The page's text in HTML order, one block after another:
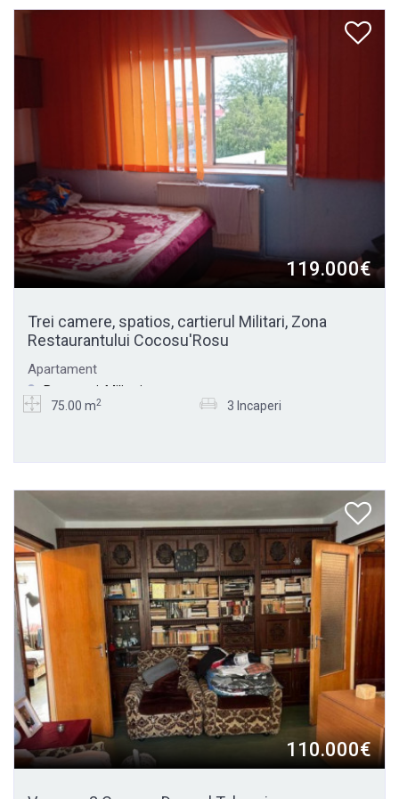
119.000€
Trei camere, spatios, cartierul Militari, Zona
Restaurantului Cocosu'Rosu
Apartament
Bucuresti, Militari
75.00 m2 3 Incaperi
110.000€